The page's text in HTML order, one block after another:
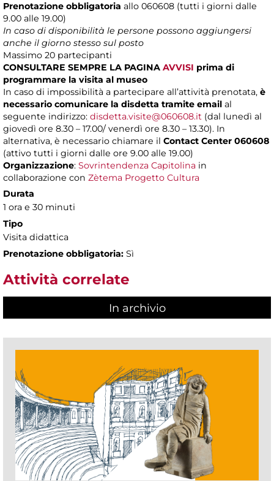
Prenotazione obbligatoria allo 060608 (tutti i giorni dalle
9.00 alle 19.00)
In caso di disponibilità le persone possono aggiungersi
anche il giorno stesso sul posto
Massimo 20 partecipanti
CONSULTARE SEMPRE LA PAGINA AVVISI prima di
programmare la visita al museo
In caso di impossibilità a partecipare all’attività prenotata, è
necessario comunicare la disdetta tramite email al
seguente indirizzo: disdetta.visite@060608.it (dal lunedì al
giovedì ore 8.30 – 17.00/ venerdì ore 8.30 – 13.30). In
alternativa, è necessario chiamare il Contact Center 060608
(attivo tutti i giorni dalle ore 9.00 alle 19.00)
Organizzazione: Sovrintendenza Capitolina in
collaborazione con Zètema Progetto Cultura
Durata
1 ora e 30 minuti
Tipo
Visita didattica
Prenotazione obbligatoria: Sì
Attività correlate
In archivio